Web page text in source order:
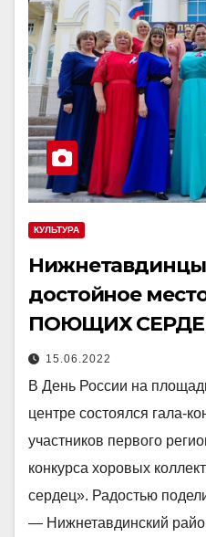
КУЛЬТУРА
Нижнетавдинцы
достойное
ПОЮЩИХ
15.06.2022
В День России на
центре состоялся гала-
участников первого
конкурса хоровых
сердец». Радостью
— Нижнетавдинский